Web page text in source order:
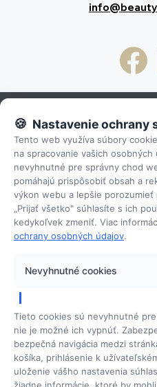
Ponuka
Ponuka
Ponuka
Osobné skúsenosti
Plná servisná podpora
Nastavenie ochrany
Tento web využíva súbory
na spracovanie vašich
nevyhnutné pre správny chod
pomáhajú prispôsobiť obsah a
výkon webu a lepšie
„Prijať všetko" súhlasíte s ich
kedykoľvek zmeniť. Viac
ochrany osobných údajov.
Nevyhnutné cookies
Tieto cookies sú nevyhnutné
nie je možné ich vypnúť.
bezpečná navigácia medzi
košíka, prihlásenie k
uloženie vášho nastavenia